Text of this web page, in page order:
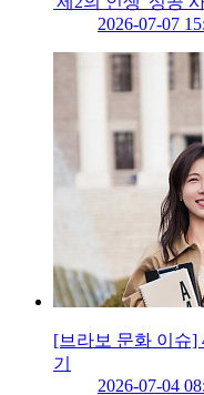
2026-07-07
[브라보 문화 이슈]
기
2026-07-04